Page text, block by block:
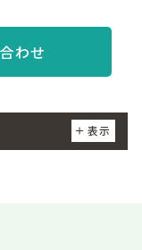
わせ
表示